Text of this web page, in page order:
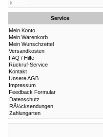
Service
Mein Konto
Mein Warenkorb
Mein Wunschzettel
Versandkosten
FAQ / Hilfe
Rückruf-Service
Kontakt
Unsere AGB
Impressum
Feedback Formular
Datenschutz
RÃ¼cksendungen
Zahlungarten